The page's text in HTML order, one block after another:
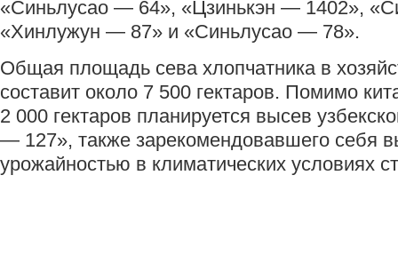
«Синьлусао — 64», «Цзинькэн — 1402»,
«Хинлужун — 87» и «Синьлусао — 78».
Общая площадь сева хлопчатника в
составит около 7 500 гектаров. Помимо
2 000 гектаров планируется высев
— 127», также зарекомендовавшего себя
урожайностью в климатических условиях